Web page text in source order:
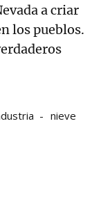
a criar
los pueblos.
nieve